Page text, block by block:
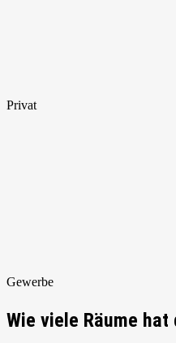
Privat
Gewerbe
Wie viele Räume hat